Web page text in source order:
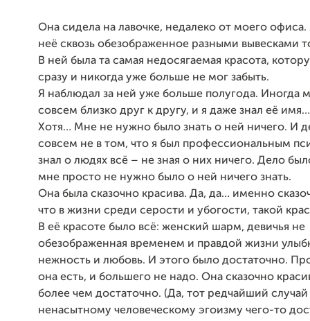
Она сидела на лавочке, недалеко от моего
неё сквозь обезображенное разными вывесками
В ней была та самая недосягаемая красота,
сразу и никогда уже больше не мог забыть.
Я наблюдал за ней уже больше полугода. Иногда
совсем близко друг к другу, и я даже знал её
Хотя… Мне не нужно было знать о ней ничего. И
совсем не в том, что я был профессиональным
знал о людях всё – не зная о них ничего. Дело
мне просто не нужно было о ней ничего знать.
Она была сказочно красива. Да, да… именно
что в жизни среди серости и убогости, такой
В её красоте было всё: женский шарм, девичья не
обезображенная временем и правдой жизни
нежность и любовь. И этого было достаточно.
она есть, и большего не надо. Она сказочно
более чем достаточно. (Да, тот редчайший случай
ненасытному человеческому эгоизму чего-то